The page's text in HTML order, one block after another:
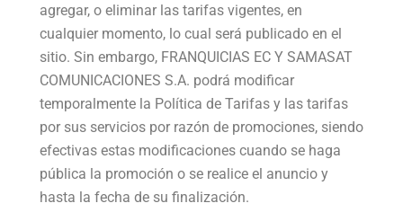
agregar, o eliminar las tarifas vigentes, en
cualquier momento, lo cual será publicado en el
sitio. Sin embargo, FRANQUICIAS EC Y SAMASAT
COMUNICACIONES S.A. podrá modificar
temporalmente la Política de Tarifas y las tarifas
por sus servicios por razón de promociones, siendo
efectivas estas modificaciones cuando se haga
pública la promoción o se realice el anuncio y
hasta la fecha de su finalización.